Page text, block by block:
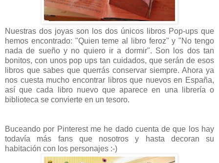
Nuestras dos joyas son los dos únicos libros Pop-ups que
hemos encontrado: "Quien teme al libro feroz" y "No tengo
nada de sueño y no quiero ir a dormir". Son los dos tan
bonitos, con unos pop ups tan cuidados, que serán de esos
libros que sabes que querrás conservar siempre. Ahora ya
nos cuesta mucho encontrar libros que nuevos en España,
así que cada libro nuevo que aparece en una librería o
biblioteca se convierte en un tesoro.
Buceando por Pinterest me he dado cuenta de que los hay
todavía más fans que nosotros y hasta decoran su
habitación con los personajes :-)